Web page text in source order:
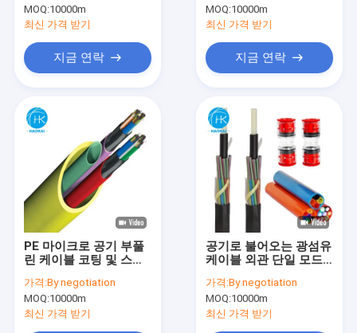
제품 소개
동영상
회사 소개
공장 투어
연락처
MOQ:10000m
최신 가격 받기
지금 연락
MOQ:10000m
최신 가격 받기
지금 연락
PE 마이크로 공기 부풀
린 케이블 코팅 및 스트
브 파이프
가격:By negotiation
MOQ:10000m
최신 가격 받기
공기로 불어오는 광섬유
케이블 외관 단일 모드
가격:By negotiation
MOQ:10000m
최신 가격 받기